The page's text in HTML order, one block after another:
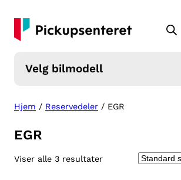
Velg bilmodell
Hjem / Reservedeler / EGR
EGR
Viser alle 3 resultater